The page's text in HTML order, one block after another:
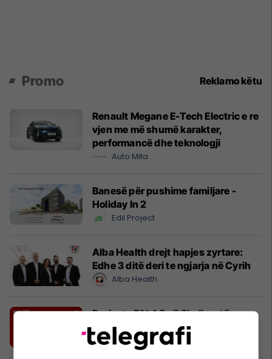
Promo Reklamo këtu
Renault Megane E-Tech Electric e re
vjen me më shumë karakter,
performancë dhe teknologji
Auto Mita
Banesë për pushime familjare -
Holiday In 2
Edil Project
Alba Health drejt hapjes zyrtare:
Edhe 3 ditë deri te ngjarja në Cyrih
Alba Health
Derivate FALAS në Shell, vetëm me
Interex
Shell